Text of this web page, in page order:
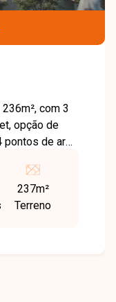
com 3
opção de
pontos de ar
a varanda
privativa,
e 3
acompanhar
237m²
Terreno